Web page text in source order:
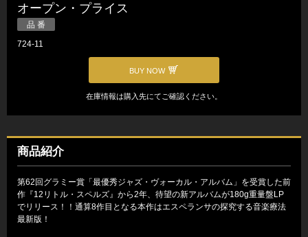
オープン・プライス
品 番
724-11
BUY NOW
在庫情報は購入先にてご確認ください。
商品紹介
第62回グラミー賞「最優秀ジャズ・ヴォーカル・アルバム」を受賞した前
作『12リトル・スペルズ』から2年、待望の新アルバムが180g重量盤LP
でリリース！！通算8作目となる本作はエスペランサの探究する音楽療法
最新版！